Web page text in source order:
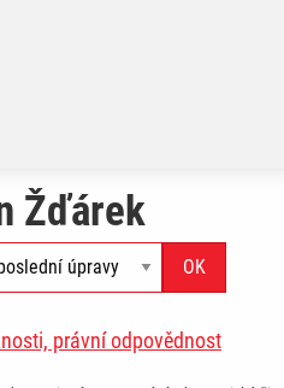
Žďárek
právní odpovědnost